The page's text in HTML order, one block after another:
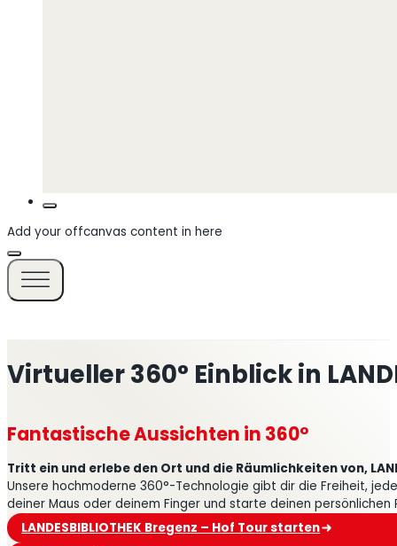
Add your offcanvas content in here
Fantastische Aussichten in 360°
Virtueller 360° Einblick in
Tritt ein und erlebe den Ort und die Räumlichkeiten von,
Unsere hochmoderne 360°-Technologie gibt dir die Freiheit,
deiner Maus oder deinem Finger und starte deinen persönlichen
LANDESBIBLIOTHEK Bregenz – Hof Tour starten